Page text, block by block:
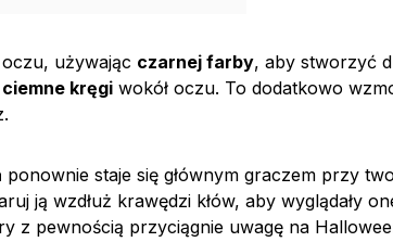
używając czarnej farby, aby stworzyć
ciemne kręgi wokół oczu. To dodatkowo
ponownie staje się głównym graczem przy
ją wzdłuż krawędzi kłów, aby wyglądały
z pewnością przyciągnie uwagę na